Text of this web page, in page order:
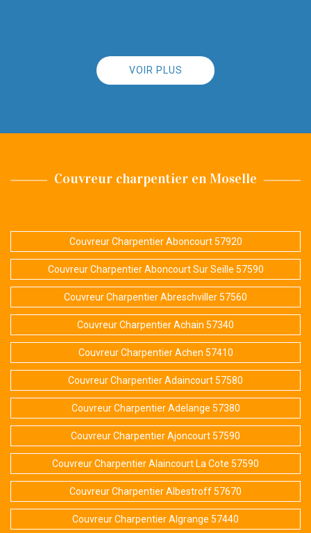
VOIR PLUS
Couvreur charpentier en Moselle
Couvreur Charpentier Aboncourt 57920
Couvreur Charpentier Aboncourt Sur Seille 57590
Couvreur Charpentier Abreschviller 57560
Couvreur Charpentier Achain 57340
Couvreur Charpentier Achen 57410
Couvreur Charpentier Adaincourt 57580
Couvreur Charpentier Adelange 57380
Couvreur Charpentier Ajoncourt 57590
Couvreur Charpentier Alaincourt La Cote 57590
Couvreur Charpentier Albestroff 57670
Couvreur Charpentier Algrange 57440